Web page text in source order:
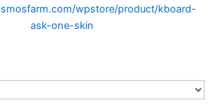
wpstore/product/kboard-
ask-one-skin